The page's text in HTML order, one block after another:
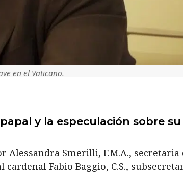
en el Vaticano.
y la especulación sobre su
Alessandra Smerilli, F.M.A., secretaria
Fabio Baggio, C.S.,